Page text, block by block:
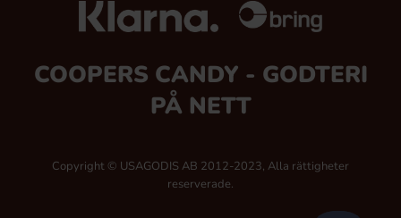
COOPERS CANDY - GODTERI
PÅ NETT
Copyright © USAGODIS AB 2012-2023, Alla rättigheter
reserverade.